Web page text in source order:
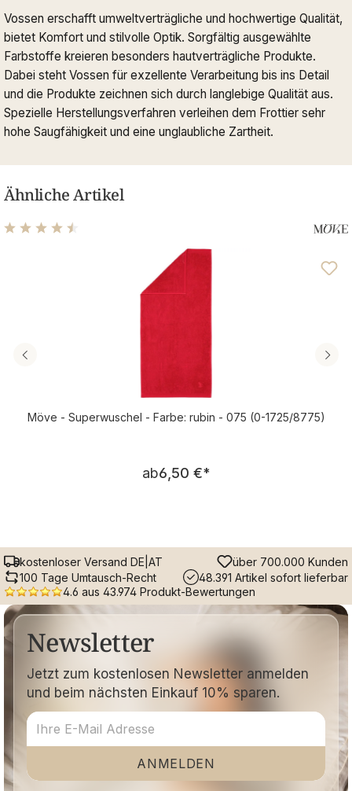
Vossen erschafft umweltverträgliche und hochwertige Qualität,
bietet Komfort und stilvolle Optik. Sorgfältig ausgewählte
Farbstoffe kreieren besonders hautverträgliche Produkte.
Dabei steht Vossen für exzellente Verarbeitung bis ins Detail
und die Produkte zeichnen sich durch langlebige Qualität aus.
Spezielle Herstellungsverfahren verleihen dem Frottier sehr
hohe Saugfähigkeit und eine unglaubliche Zartheit.
Ähnliche Artikel
Durchschnittliche Bewertung von 4.56 von 5 Sternen
Möve - Superwuschel - Farbe: rubin - 075 (0-1725/8775)
Regulärer Preis:
ab6,50 €*
kostenloser Versand DE|AT
über 700.000 Kunden
100 Tage Umtausch-Recht
48.391 Artikel sofort lieferbar
4.6 aus 43.974 Produkt-Bewertungen
Newsletter
Jetzt zum kostenlosen Newsletter anmelden
und beim nächsten Einkauf 10% sparen.
ANMELDEN